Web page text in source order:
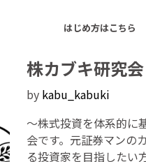
はじめ方はこちら
おすすめのコミュニティ
株カブキ研究
by kabu_kabuki
～株式投資を体系的に
会です。元証券マンの
る投資家を目指したい